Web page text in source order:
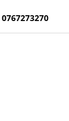
0767273270